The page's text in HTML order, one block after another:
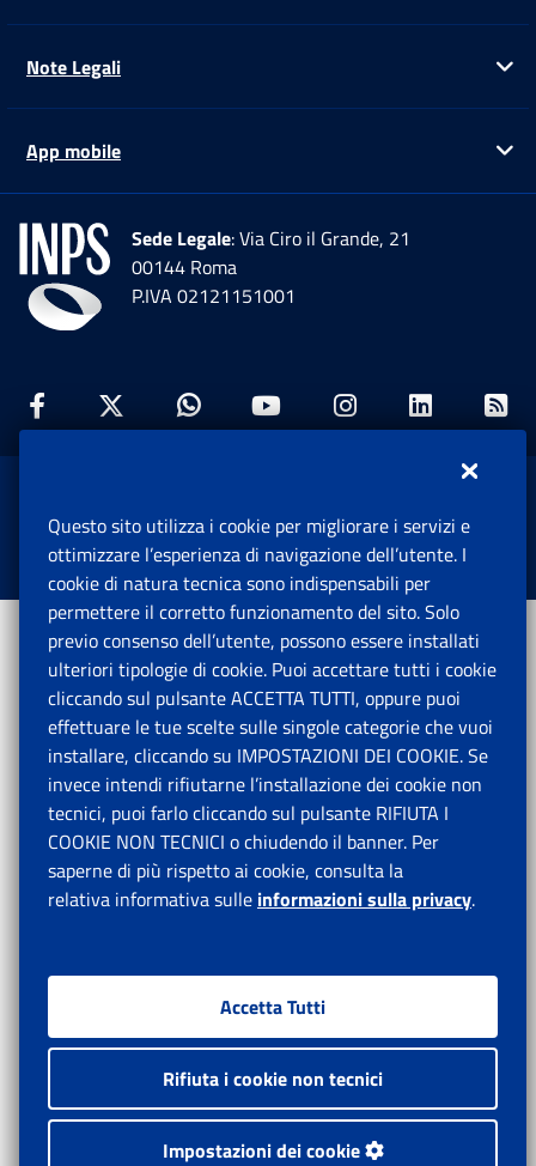
Note Legali
App mobile
Sede Legale: Via Ciro il Grande, 21
00144 Roma
P.IVA 02121151001
Facebook: Apre una nuova finestra
Twitter: Apre una nuova finestra
Whatsapp: Apre una nuova
Youtube: Apre una
Instagram:
Istituto Nazionale Previdenza Sociale.
Tutti i diritti riservati.
Questo sito utilizza i cookie per migliorare i servizi e
ottimizzare l’esperienza di navigazione dell’utente. I
cookie di natura tecnica sono indispensabili per
permettere il corretto funzionamento del sito. Solo
previo consenso dell’utente, possono essere installati
ulteriori tipologie di cookie. Puoi accettare tutti i cookie
cliccando sul pulsante ACCETTA TUTTI, oppure puoi
effettuare le tue scelte sulle singole categorie che vuoi
installare, cliccando su IMPOSTAZIONI DEI COOKIE. Se
invece intendi rifiutarne l’installazione dei cookie non
tecnici, puoi farlo cliccando sul pulsante RIFIUTA I
COOKIE NON TECNICI o chiudendo il banner. Per
saperne di più rispetto ai cookie, consulta la
relativa informativa sulle informazioni sulla privacy.
Accetta Tutti
Rifiuta i cookie non tecnici
Impostazioni dei cookie